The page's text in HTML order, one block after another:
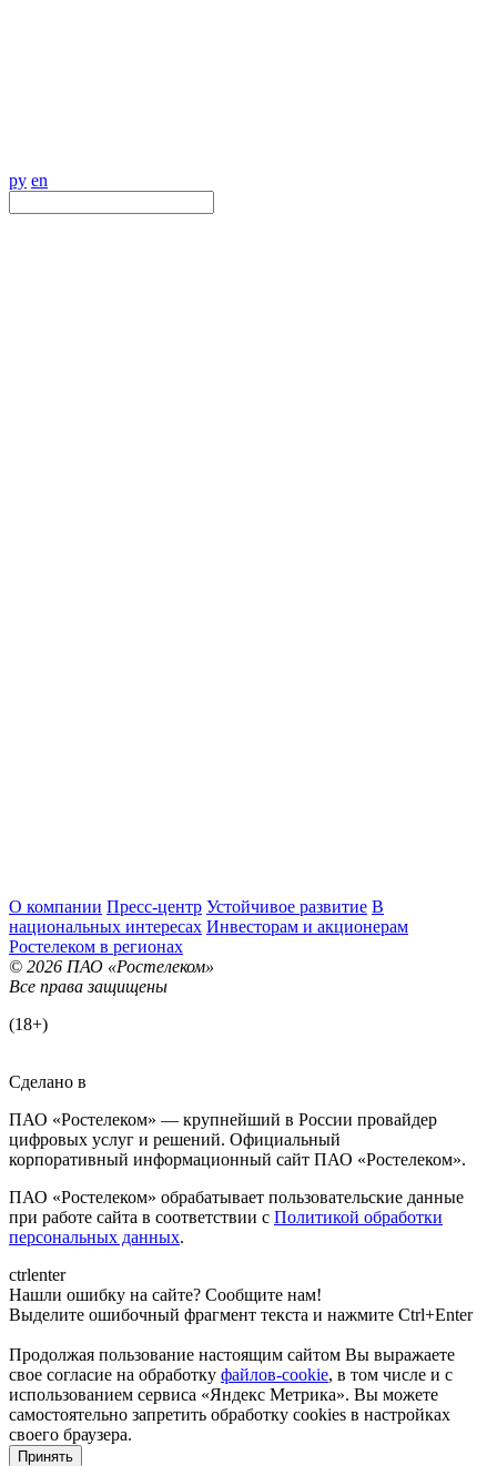
ру en
О компании Пресс-центр Устойчивое развитие В
национальных интересах Инвесторам и акционерам
Ростелеком в регионах
© 2026 ПАО «Ростелеком»
Все права защищены
(18+)
Сделано в
ПАО «Ростелеком» — крупнейший в России провайдер
цифровых услуг и решений. Официальный
корпоративный информационный сайт ПАО «Ростелеком».
ПАО «Ростелеком» обрабатывает пользовательские данные
при работе сайта в соответствии с Политикой обработки
персональных данных.
ctrlenter
Нашли ошибку на сайте? Сообщите нам!
Выделите ошибочный фрагмент текста и нажмите Ctrl+Enter
Продолжая пользование настоящим сайтом Вы выражаете
свое согласие на обработку файлов-cookie, в том числе и с
использованием сервиса «Яндекс Метрика». Вы можете
самостоятельно запретить обработку cookies в настройках
своего браузера.
Принять